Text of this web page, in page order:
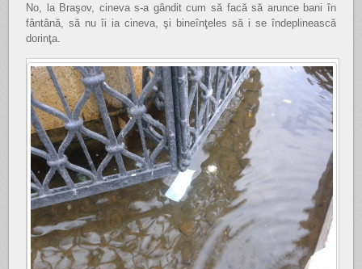
No, la Braşov, cineva s-a gândit cum să facă să arunce bani în
fântână, să nu îi ia cineva, şi bineînţeles să i se îndeplinească
dorinţa.